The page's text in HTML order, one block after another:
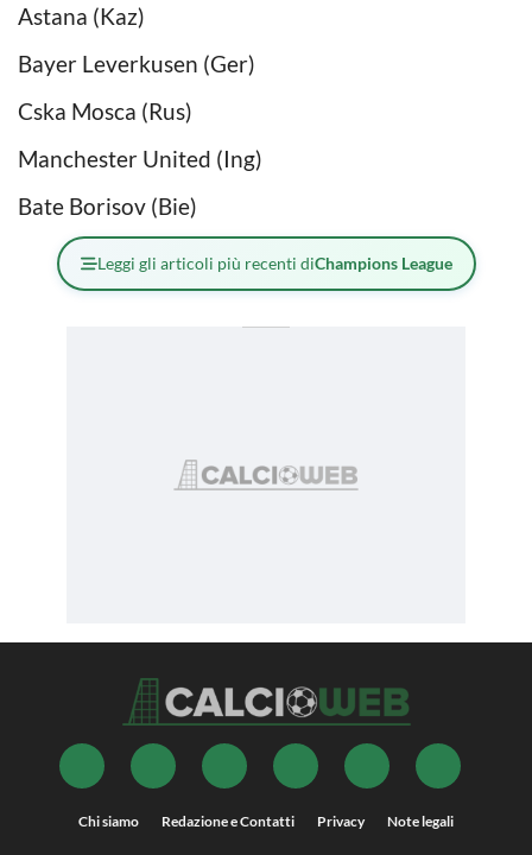
Astana (Kaz)
Bayer Leverkusen (Ger)
Cska Mosca (Rus)
Manchester United (Ing)
Bate Borisov (Bie)
Leggi gli articoli più recenti diChampions League
Chi siamo Redazione e Contatti Privacy Note legali